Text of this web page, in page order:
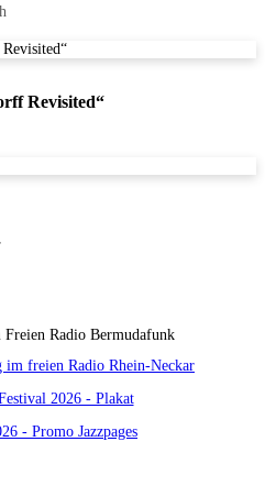
Revisited“
im freien Radio Rhein-Neckar